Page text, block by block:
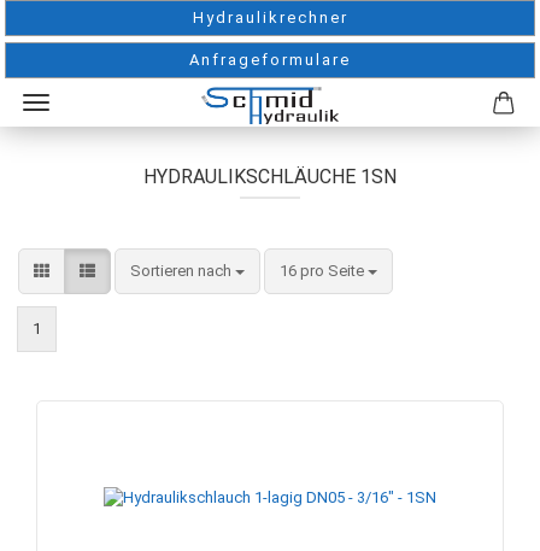
Hydraulikrechner
Anfrageformulare
HYDRAULIKSCHLÄUCHE 1SN
Sortieren nach
Sortieren nach 16 pro Seite
pro Seite
1